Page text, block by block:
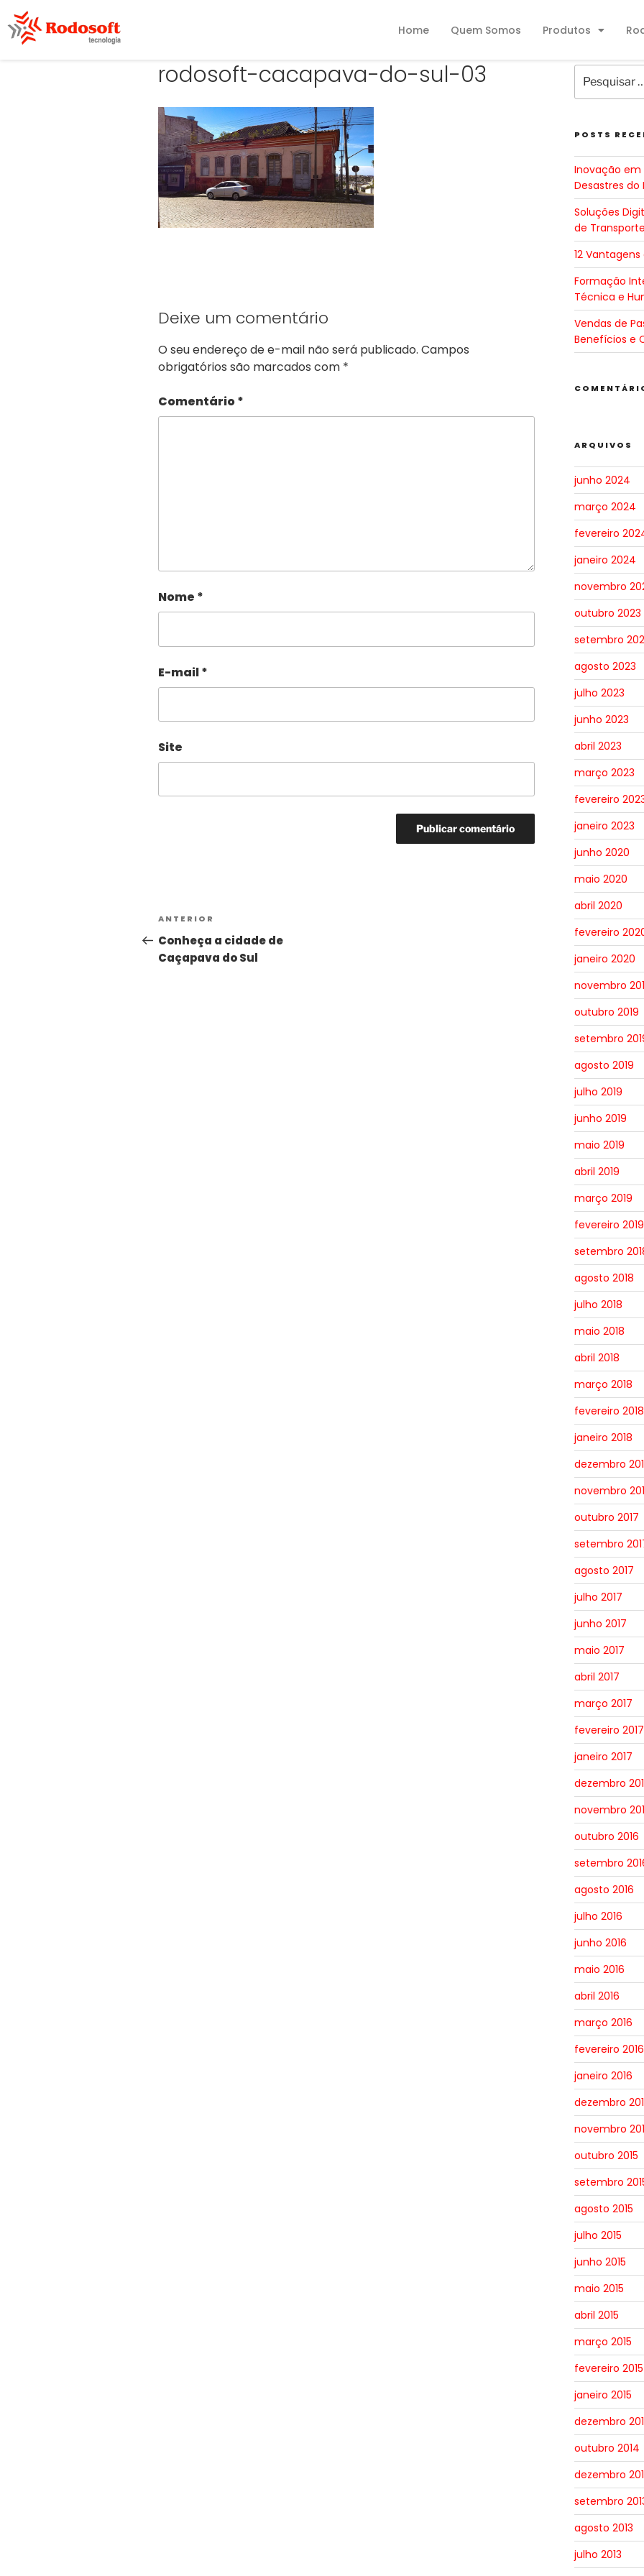
Home Quem Somos Produtos
rodosoft-cacapava-do-sul-03
Deixe um comentário
O seu endereço de e-mail não será publicado. Campos
obrigatórios são marcados com *
Comentário*
Nome *
E-mail*
Site
ANTERIOR
Conheça a cidade de
Caçapava do Sul
POSTS
Inovação em
Desastres do
Soluções
de
12
Formação
Técnica e
Vendas de
Benefícios e
ARQUIVOS
junho 2024
março 2024
fevereiro
janeiro 2024
novembro
outubro 2023
setembro
agosto 2023
julho 2023
junho 2023
abril 2023
março 2023
fevereiro
janeiro 2023
junho 2020
maio 2020
abril 2020
fevereiro
janeiro 2020
novembro
outubro 2019
setembro
agosto 2019
julho 2019
junho 2019
maio 2019
abril 2019
março 2019
fevereiro 2019
setembro
agosto 2018
julho 2018
maio 2018
abril 2018
março 2018
fevereiro 2018
janeiro 2018
dezembro
novembro
outubro 2017
setembro
agosto 2017
julho 2017
junho 2017
maio 2017
abril 2017
março 2017
fevereiro 2017
janeiro 2017
dezembro
novembro
outubro 2016
setembro
agosto 2016
julho 2016
junho 2016
maio 2016
abril 2016
março 2016
fevereiro 2016
janeiro 2016
dezembro
novembro
outubro 2015
setembro
agosto 2015
julho 2015
junho 2015
maio 2015
abril 2015
março 2015
fevereiro 2015
janeiro 2015
dezembro
outubro 2014
dezembro
setembro
agosto 2013
julho 2013